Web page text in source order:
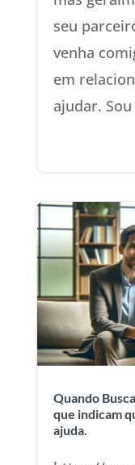
seu
venha
em
ajudar.
Quando
que indicam
ajuda.